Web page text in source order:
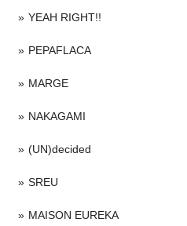
YEAH RIGHT!!
PEPAFLACA
MARGE
NAKAGAMI
(UN)decided
SREU
MAISON EUREKA